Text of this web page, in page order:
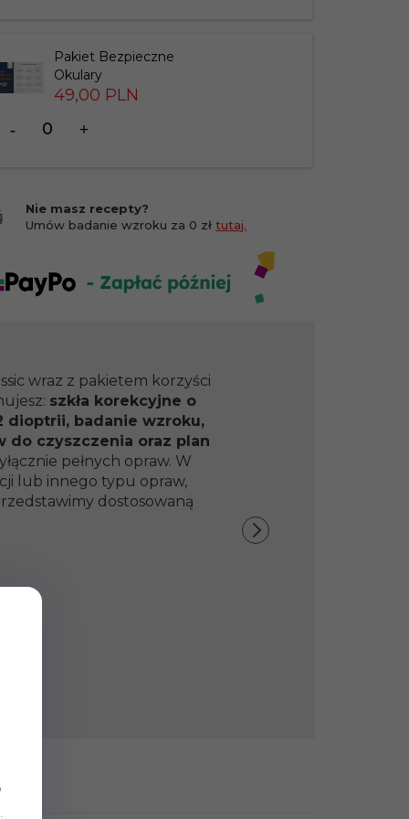
Pakiet Bezpieczne
Okulary
49,00 PLN
dla
Nie masz recepty?
Umów badanie wzroku za 0 zł tutaj.
wraz z pakietem korzyści
szkła korekcyjne o
dioptrii, badanie wzroku,
do czyszczenia oraz plan
pełnych opraw. W
lub innego typu opraw,
dostosowaną